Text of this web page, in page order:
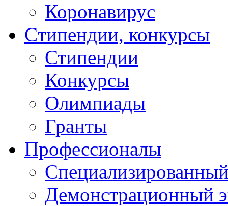
Коронавирус
Cтипендии, конкурсы
Стипендии
Конкурсы
Олимпиады
Гранты
Профессионалы
Демонстрационный